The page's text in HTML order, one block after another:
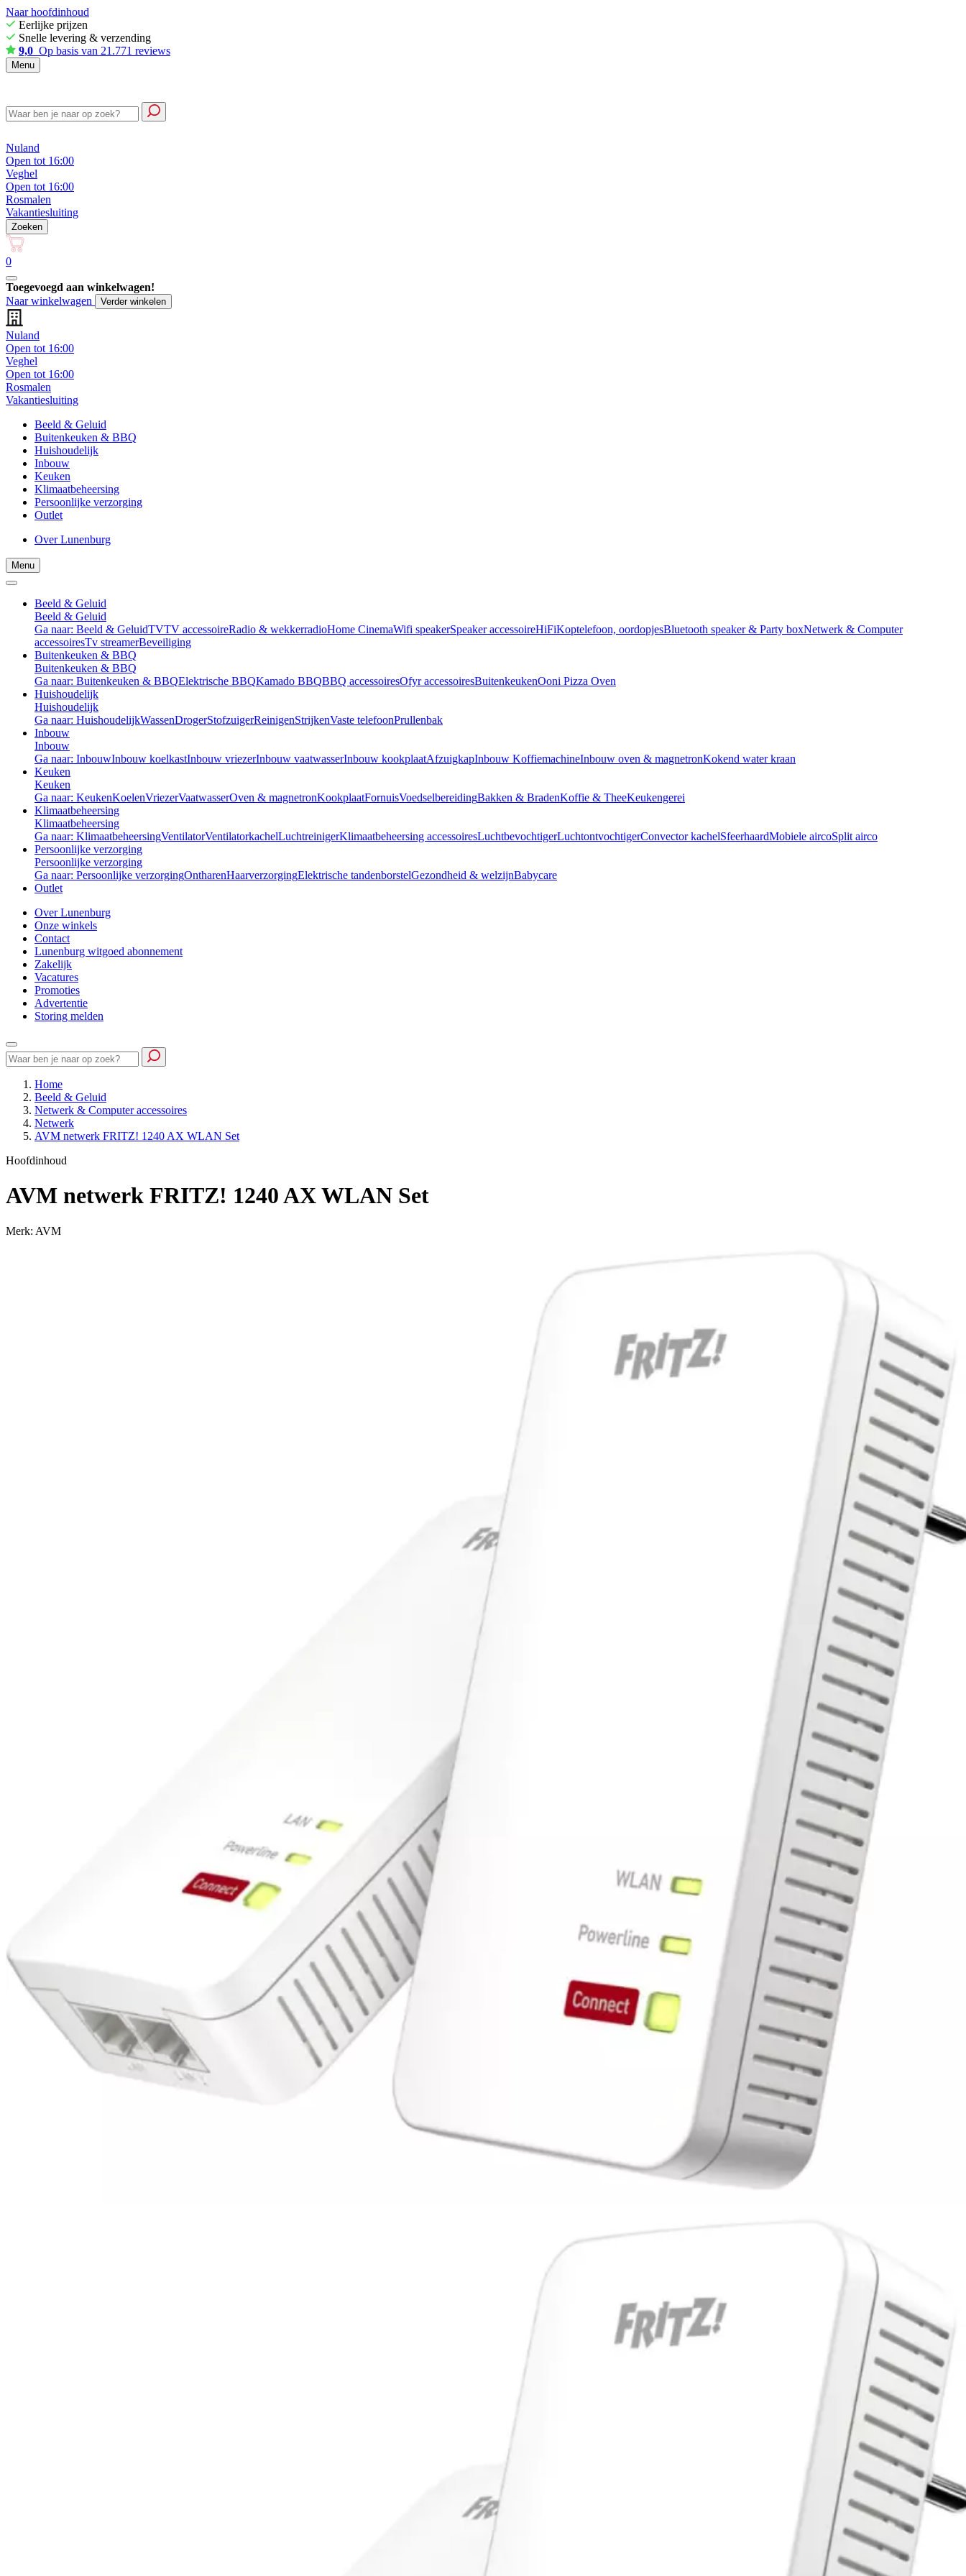
Naar hoofdinhoud
Eerlijke prijzen
Snelle levering & verzending
9,0 Op basis van 21.771 reviews
Menu
Nuland
Open tot 16:00
Veghel
Open tot 16:00
Rosmalen
Vakantiesluiting
Zoeken
0
Toegevoegd aan winkelwagen!
Naar winkelwagen
Verder winkelen
Nuland
Open tot 16:00
Veghel
Open tot 16:00
Rosmalen
Vakantiesluiting
Beeld & Geluid
Buitenkeuken & BBQ
Huishoudelijk
Inbouw
Keuken
Klimaatbeheersing
Persoonlijke verzorging
Outlet
Over Lunenburg
Menu
Beeld & Geluid
Beeld & Geluid
Ga naar: Beeld & GeluidTVTV accessoireRadio & wekkerradioHome CinemaWifi speakerSpeaker accessoireHiFiKoptelefoon, oordopjesBluetooth speaker & Party boxNetwerk & Computer
accessoiresTv streamerBeveiliging
Buitenkeuken & BBQ
Buitenkeuken & BBQ
Ga naar: Buitenkeuken & BBQElektrische BBQKamado BBQBBQ accessoiresOfyr accessoiresBuitenkeukenOoni Pizza Oven
Huishoudelijk
Huishoudelijk
Ga naar: HuishoudelijkWassenDrogerStofzuigerReinigenStrijkenVaste telefoonPrullenbak
Inbouw
Inbouw
Ga naar: InbouwInbouw koelkastInbouw vriezerInbouw vaatwasserInbouw kookplaatAfzuigkapInbouw KoffiemachineInbouw oven & magnetronKokend water kraan
Keuken
Keuken
Ga naar: KeukenKoelenVriezerVaatwasserOven & magnetronKookplaatFornuisVoedselbereidingBakken & BradenKoffie & TheeKeukengerei
Klimaatbeheersing
Klimaatbeheersing
Ga naar: KlimaatbeheersingVentilatorVentilatorkachelLuchtreinigerKlimaatbeheersing accessoiresLuchtbevochtigerLuchtontvochtigerConvector kachelSfeerhaardMobiele aircoSplit airco
Persoonlijke verzorging
Persoonlijke verzorging
Ga naar: Persoonlijke verzorgingOntharenHaarverzorgingElektrische tandenborstelGezondheid & welzijnBabycare
Outlet
Over Lunenburg
Onze winkels
Contact
Lunenburg witgoed abonnement
Zakelijk
Vacatures
Promoties
Advertentie
Storing melden
Home
Beeld & Geluid
Netwerk & Computer accessoires
Netwerk
AVM netwerk FRITZ! 1240 AX WLAN Set
Hoofdinhoud
AVM netwerk FRITZ! 1240 AX WLAN Set
Merk: AVM